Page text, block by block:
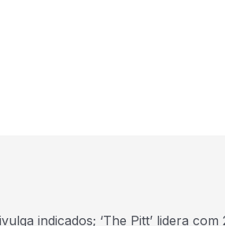
indicados; ‘The Pitt’ lidera com